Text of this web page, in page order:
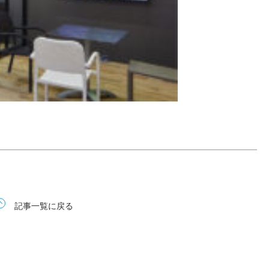
記事一覧に戻る